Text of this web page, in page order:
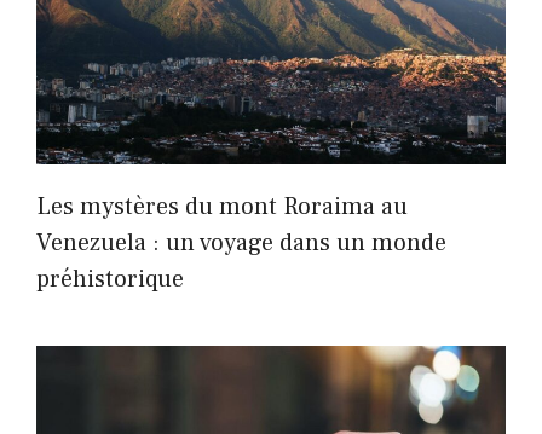
Les mystères du mont Roraima au
Venezuela : un voyage dans un monde
préhistorique